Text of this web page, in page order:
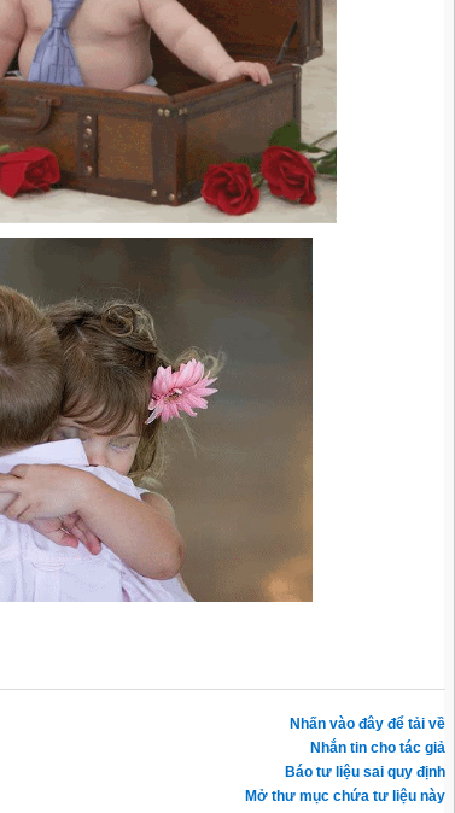
Nhấn vào đây để tải về
Nhắn tin cho tác giả
Báo tư liệu sai quy định
Mở thư mục chứa tư liệu này